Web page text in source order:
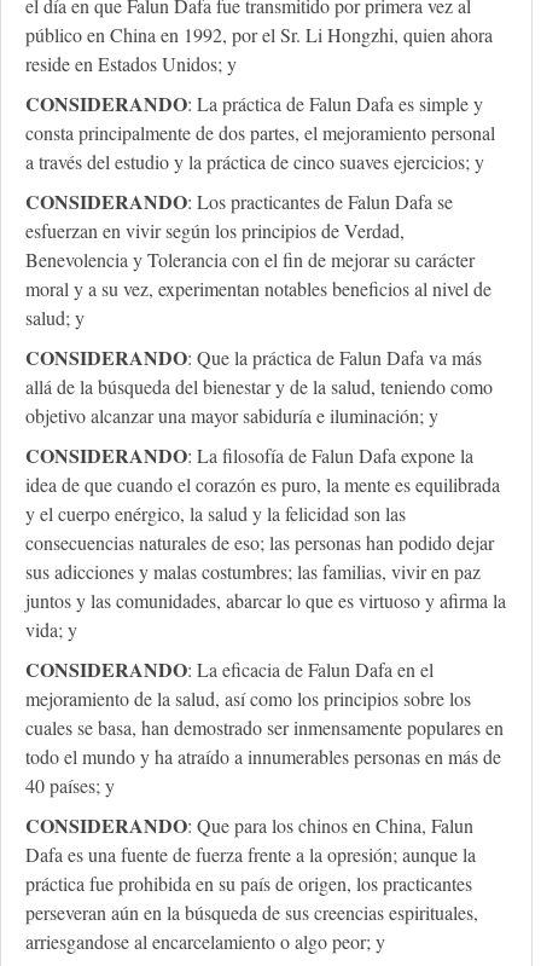
el día en que Falun Dafa fue transmitido por primera vez al
público en China en 1992, por el Sr. Li Hongzhi, quien ahora
reside en Estados Unidos; y
CONSIDERANDO: La práctica de Falun Dafa es simple y
consta principalmente de dos partes, el mejoramiento personal
a través del estudio y la práctica de cinco suaves ejercicios; y
CONSIDERANDO: Los practicantes de Falun Dafa se
esfuerzan en vivir según los principios de Verdad,
Benevolencia y Tolerancia con el fin de mejorar su carácter
moral y a su vez, experimentan notables beneficios al nivel de
salud; y
CONSIDERANDO: Que la práctica de Falun Dafa va más
allá de la búsqueda del bienestar y de la salud, teniendo como
objetivo alcanzar una mayor sabiduría e iluminación; y
CONSIDERANDO: La filosofía de Falun Dafa expone la
idea de que cuando el corazón es puro, la mente es equilibrada
y el cuerpo enérgico, la salud y la felicidad son las
consecuencias naturales de eso; las personas han podido dejar
sus adicciones y malas costumbres; las familias, vivir en paz
juntos y las comunidades, abarcar lo que es virtuoso y afirma la
vida; y
CONSIDERANDO: La eficacia de Falun Dafa en el
mejoramiento de la salud, así como los principios sobre los
cuales se basa, han demostrado ser inmensamente populares en
todo el mundo y ha atraído a innumerables personas en más de
40 países; y
CONSIDERANDO: Que para los chinos en China, Falun
Dafa es una fuente de fuerza frente a la opresión; aunque la
práctica fue prohibida en su país de origen, los practicantes
perseveran aún en la búsqueda de sus creencias espirituales,
arriesgandose al encarcelamiento o algo peor; y